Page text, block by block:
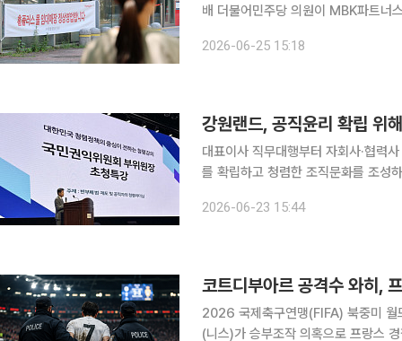
배 더불어민주당 의원이 MBK파트너
브 방송 ‘뉴스타파 라이브’에 안수용
2026-06-25 15:18
강원랜드, 공직윤리 확립 위
대표이사 직무대행부터 자회사·협력사 관계자까지
를 확립하고 청렴한 조직문화를 조성
2026-06-23 15:44
2026 국제축구연맹(FIFA) 북중미 월
(니스)가 승부조작 의혹으로 프랑스 경찰 조사